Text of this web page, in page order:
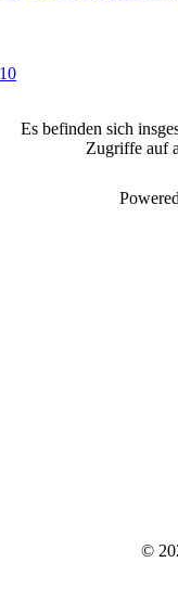
Es befinden sich
Zugriffe auf
©